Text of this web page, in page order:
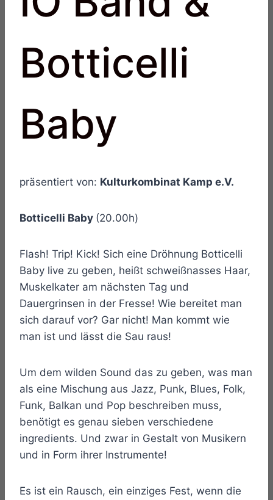
Botticelli
Baby
präsentiert von: Kulturkombinat Kamp e.V.
Botticelli Baby (20.00h)
Flash! Trip! Kick! Sich eine Dröhnung Botticelli
Baby live zu geben, heißt schweißnasses Haar,
Muskelkater am nächsten Tag und
Dauergrinsen in der Fresse! Wie bereitet man
sich darauf vor? Gar nicht! Man kommt wie
man ist und lässt die Sau raus!
Um dem wilden Sound das zu geben, was man
als eine Mischung aus Jazz, Punk, Blues, Folk,
Funk, Balkan und Pop beschreiben muss,
benötigt es genau sieben verschiedene
ingredients. Und zwar in Gestalt von Musikern
und in Form ihrer Instrumente!
Es ist ein Rausch, ein einziges Fest, wenn die